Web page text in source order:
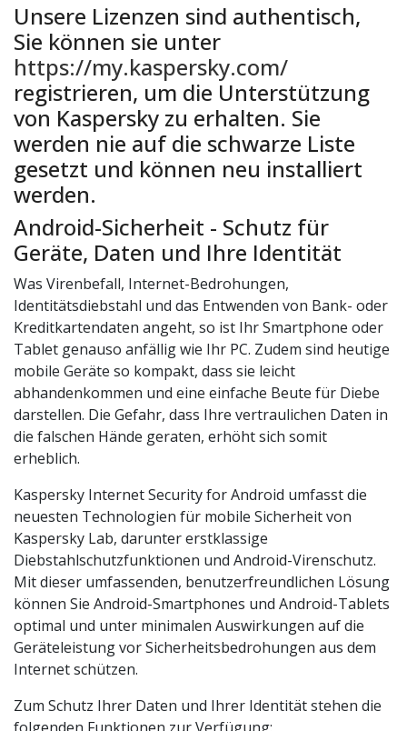
Unsere Lizenzen sind authentisch,
Sie können sie unter
https://my.kaspersky.com/
registrieren, um die Unterstützung
von Kaspersky zu erhalten. Sie
werden nie auf die schwarze Liste
gesetzt und können neu installiert
werden.
Android-Sicherheit - Schutz für
Geräte, Daten und Ihre Identität
Was Virenbefall, Internet-Bedrohungen,
Identitätsdiebstahl und das Entwenden von Bank- oder
Kreditkartendaten angeht, so ist Ihr Smartphone oder
Tablet genauso anfällig wie Ihr PC. Zudem sind heutige
mobile Geräte so kompakt, dass sie leicht
abhandenkommen und eine einfache Beute für Diebe
darstellen. Die Gefahr, dass Ihre vertraulichen Daten in
die falschen Hände geraten, erhöht sich somit
erheblich.
Kaspersky Internet Security for Android umfasst die
neuesten Technologien für mobile Sicherheit von
Kaspersky Lab, darunter erstklassige
Diebstahlschutzfunktionen und Android-Virenschutz.
Mit dieser umfassenden, benutzerfreundlichen Lösung
können Sie Android-Smartphones und Android-Tablets
optimal und unter minimalen Auswirkungen auf die
Geräteleistung vor Sicherheitsbedrohungen aus dem
Internet schützen.
Zum Schutz Ihrer Daten und Ihrer Identität stehen die